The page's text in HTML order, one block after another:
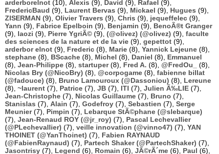
arderborelnot (10), Alexis (9), David (9), Rafael (9),
FredericBaud (9), Laurent Bervas (9), Mickael (9), Hugues (9),
ZISERMAN (9), Olivier Travers (9), Chris (9), jequeffelec (9),
Yann (9), Fabrice Epelboin (9), Benjamin (9), BenoÃ®t Granger
(9), laozi (9), Pierre YgriÃ© (9), (@olivez) (@olivez) (9), faculte
des sciences de la nature et de la vie (9), gepettot (9),
arderbor elnot (9), Frederic (8), Marie (8), Yannick Lejeune (8),
stephane (8), BScache (8), Michel (8), Daniel (8), Emmanuel
(8), Jean-Philippe (8), startuper(8), Fred A. (8), @FredOu_
(8),
Nicolas Bry (@NicoBry) (8), @corpogame (8), fabienne billat
(@fadouce) (8), Bruno Lamouroux (@Dassoniou) (8), Lereune
(8), ~laurent (7), Patrice (7), JB (7), ITI (7), Julien Ã‰LIE (7),
Jean-Christophe (7), Nicolas Guillaume (7), Bruno (7),
Stanislas (7), Alain (7), Godefroy (7), Sebastien (7), Serge
Meunier(7), Pimpin (7), Lebarque StÃ©phane (@slebarque)
(7), Jean-Renaud ROY (@jr_roy) (7), Pascal Lechevallier
(@PLechevallier) (7), veille innovation (@vinno47) (7), YAN
THOINET (@YanThoinet) (7), Fabien RAYNAUD
(@FabienRaynaud) (7), Partech Shaker (@PartechShaker) (7),
Jasontrisy (7), Legend (6), Romain (6), JÃ©rÃ´me (6), Paul (6),